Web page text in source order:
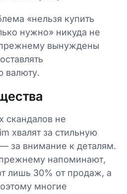
«нельзя купить
нужно» никуда не
вынуждены
валюту.
скандалов не
хвалят за стильную
за внимание к деталям.
напоминают,
лишь 30% от продаж, а
многие